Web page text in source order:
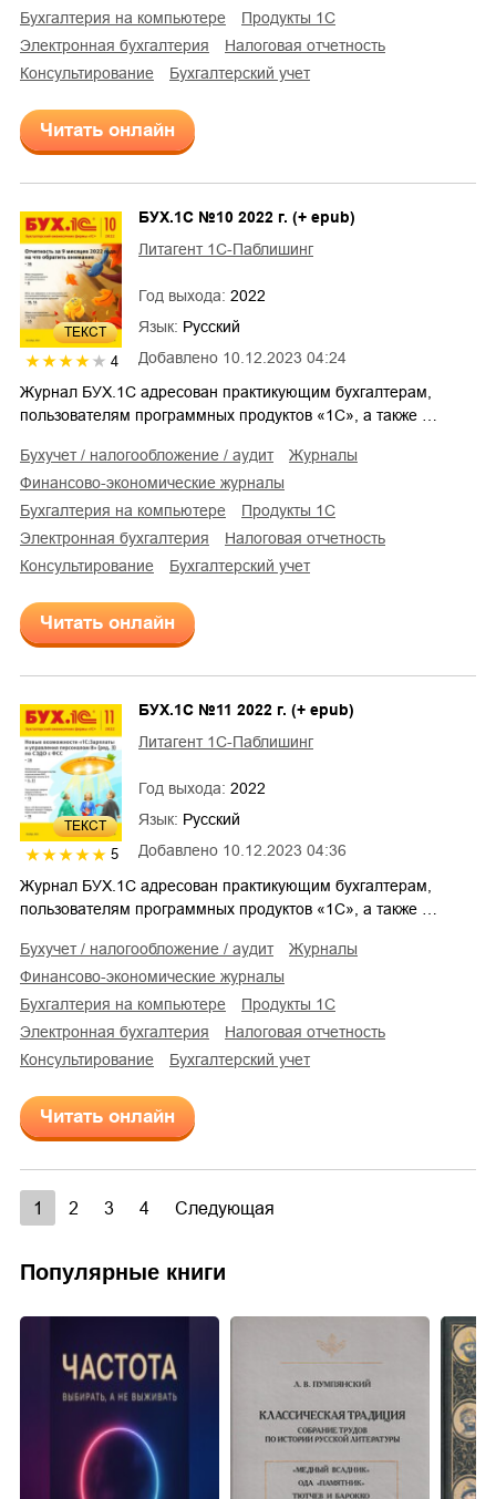
бухгалтерия на компьютере
продукты 1С
электронная бухгалтерия
налоговая отчетность
консультирование
бухгалтерский учет
Читать онлайн
ТЕКСТ
4 Добавлено 10.12.2023 04:24
БУХ.1С №10 2022 г. (+ epub)
Литагент 1С-Паблишинг
Год выхода: 2022
Язык: Русский
Журнал БУХ.1С адресован практикующим бухгалтерам,
пользователям программных продуктов «1С», а также …
бухучет / налогообложение / аудит
журналы
финансово-экономические журналы
бухгалтерия на компьютере
продукты 1С
электронная бухгалтерия
налоговая отчетность
консультирование
бухгалтерский учет
Читать онлайн
ТЕКСТ
5 Добавлено 10.12.2023 04:36
БУХ.1С №11 2022 г. (+ epub)
Литагент 1С-Паблишинг
Год выхода: 2022
Язык: Русский
Журнал БУХ.1С адресован практикующим бухгалтерам,
пользователям программных продуктов «1С», а также …
бухучет / налогообложение / аудит
журналы
финансово-экономические журналы
бухгалтерия на компьютере
продукты 1С
электронная бухгалтерия
налоговая отчетность
консультирование
бухгалтерский учет
Читать онлайн
1 2 3 4 Следующая
Популярные книги